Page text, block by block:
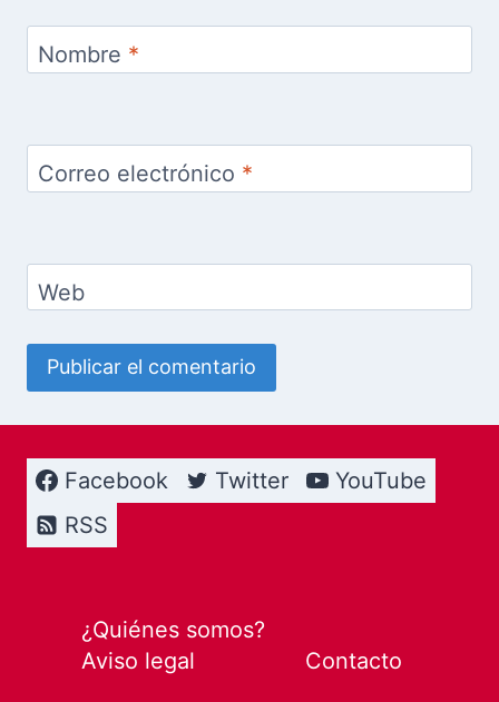
Nombre *
Correo electrónico *
Web
Facebook Twitter
YouTube
RSS
¿Quiénes somos?
Aviso legal
Contacto